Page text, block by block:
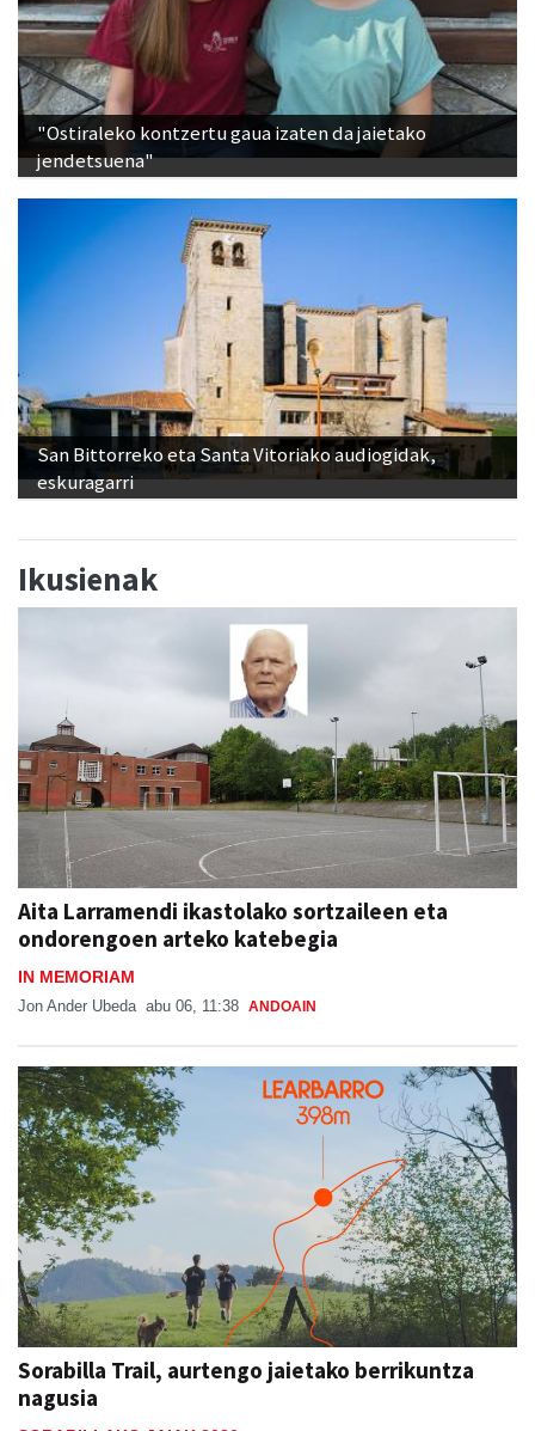
"Ostiraleko kontzertu gaua izaten da jaietako
jendetsuena"
San Bittorreko eta Santa Vitoriako audiogidak,
eskuragarri
Ikusienak
Aita Larramendi ikastolako sortzaileen eta
ondorengoen arteko katebegia
IN MEMORIAM
Jon Ander Ubeda abu 06, 11:38 ANDOAIN
Sorabilla Trail, aurtengo jaietako berrikuntza
nagusia